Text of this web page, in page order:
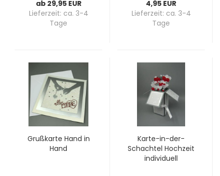
ab 29,95 EUR
Lieferzeit: ca. 3-4
Tage
4,95 EUR
Lieferzeit: ca. 3-4
Tage
Gruß­kar­te Hand in
Hand
Karte-​​in-​der-
Schachtel Hoch­zeit
in­di­vi­du­ell